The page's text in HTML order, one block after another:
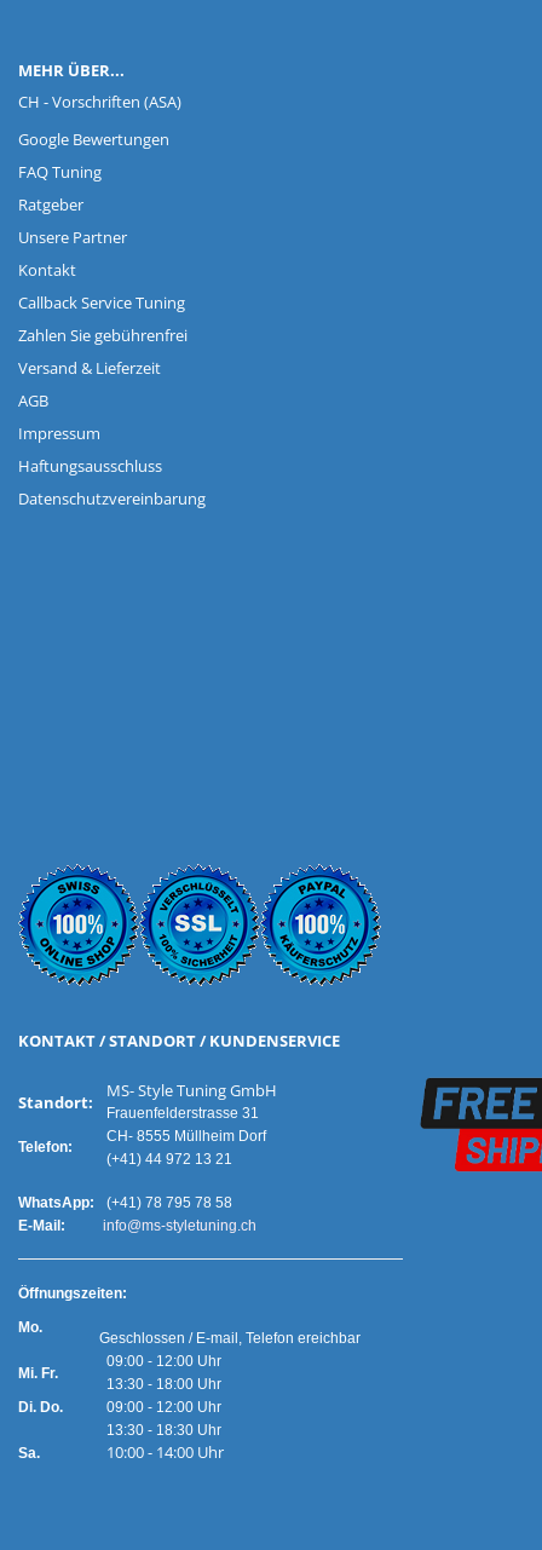
MEHR ÜBER...
CH - Vorschriften (ASA)
Google Bewertungen
FAQ Tuning
Ratgeber
Unsere Partner
Kontakt
Callback Service Tuning
Zahlen Sie gebührenfrei
Versand & Lieferzeit
AGB
Impressum
Haftungsausschluss
Datenschutzvereinbarung
KONTAKT / STANDORT / KUNDENSERVICE
Standort:
Telefon:
MS- Style Tuning GmbH
Frauenfelderstrasse 31
CH- 8555 Müllheim Dorf
(+41) 44 972 13 21
WhatsApp:
(+41) 78 795 78 58
E-Mail:
info@ms-styletuning.ch
Öffnungszeiten:
Mo.
Mi. Fr.
Geschlossen / E-mail, Telefon ereichbar
09:00 - 12:00 Uhr
13:30 - 18:00 Uhr
Di. Do.
Sa.
09:00 - 12:00 Uhr
13:30 - 18:30 Uhr
10:00 - 14:00 Uhr